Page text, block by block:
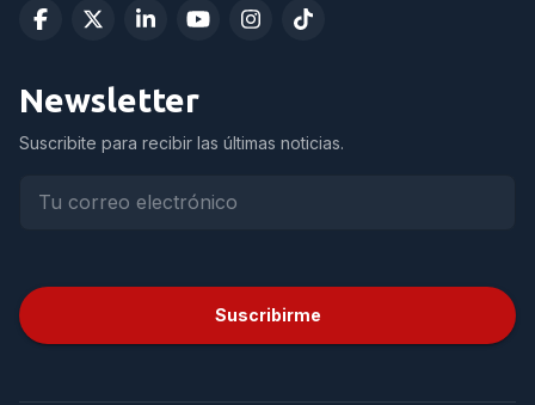
Newsletter
Suscribite para recibir las últimas noticias.
Suscribirme